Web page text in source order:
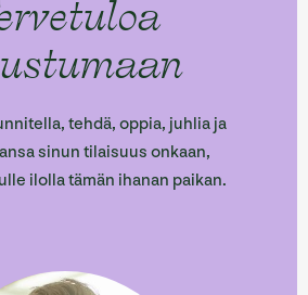
tehdä, oppia, juhlia ja
sinun tilaisuus onkaan,
ilolla tämän ihanan paikan.